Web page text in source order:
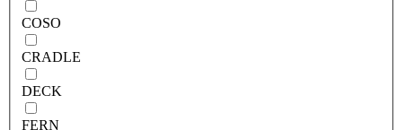
COSO
CRADLE
DECK
FERN